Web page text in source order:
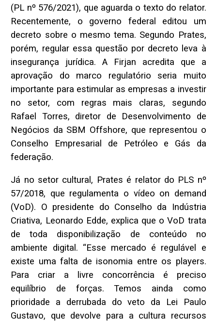
(PL nº 576/2021), que aguarda o texto do relator.
Recentemente, o governo federal editou um
decreto sobre o mesmo tema. Segundo Prates,
porém, regular essa questão por decreto leva à
insegurança jurídica. A Firjan acredita que a
aprovação do marco regulatório seria muito
importante para estimular as empresas a investir
no setor, com regras mais claras, segundo
Rafael Torres, diretor de Desenvolvimento de
Negócios da SBM Offshore, que representou o
Conselho Empresarial de Petróleo e Gás da
federação.
Já no setor cultural, Prates é relator do PLS nº
57/2018, que regulamenta o vídeo on demand
(VoD). O presidente do Conselho da Indústria
Criativa, Leonardo Edde, explica que o VoD trata
de toda disponibilização de conteúdo no
ambiente digital. “Esse mercado é regulável e
existe uma falta de isonomia entre os players.
Para criar a livre concorrência é preciso
equilíbrio de forças. Temos ainda como
prioridade a derrubada do veto da Lei Paulo
Gustavo, que devolve para a cultura recursos